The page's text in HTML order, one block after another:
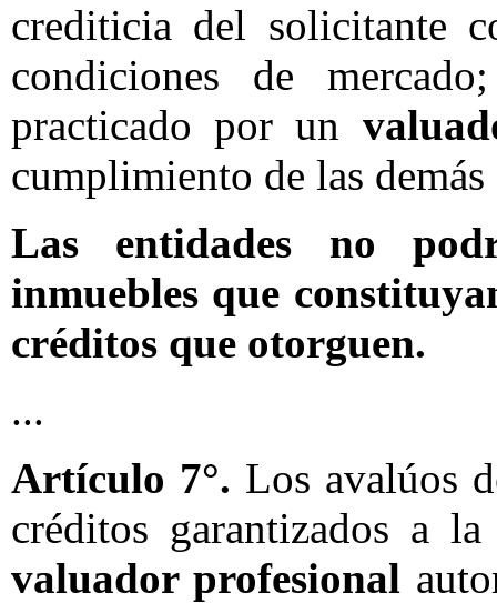
crediticia del solicitante
condiciones de
practicado por un
cumplimiento de las
Las entidades no
inmuebles que
créditos que otorguen.
...
Artículo 7°. Los avalúos
créditos garantizados a
valuador profesional